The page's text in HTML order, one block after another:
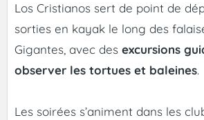
Los Cristianos sert de point de
sorties en kayak le long des
Gigantes, avec des excursions
observer les tortues et baleines.
Les soirées s’animent dans les